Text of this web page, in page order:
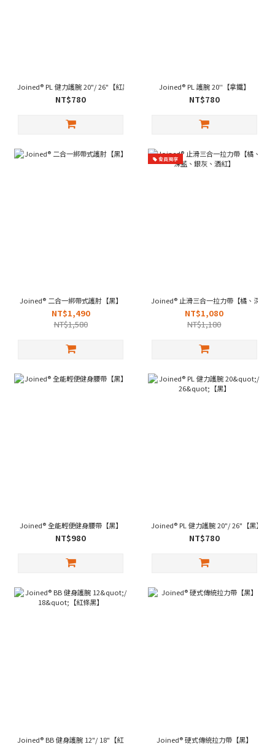
Joined® PL 健力護腕 20"/ 26"【紅黑】
NT$780
Joined® PL 護腕 20''【拿鐵】
NT$780
Joined® 二合一綁帶式護肘【黑】
NT$1,490
NT$1,580
會員獨享
Joined® 止滑三合一拉力帶【橘、深藍
NT$1,080
NT$1,180
Joined® 全能輕便健身腰帶【黑】
NT$980
Joined® PL 健力護腕 20"/ 26"【黑】
NT$780
Joined® BB 健身護腕 12"/ 18"【紅條黑】 Joined® 硬式傳統拉力帶【黑】